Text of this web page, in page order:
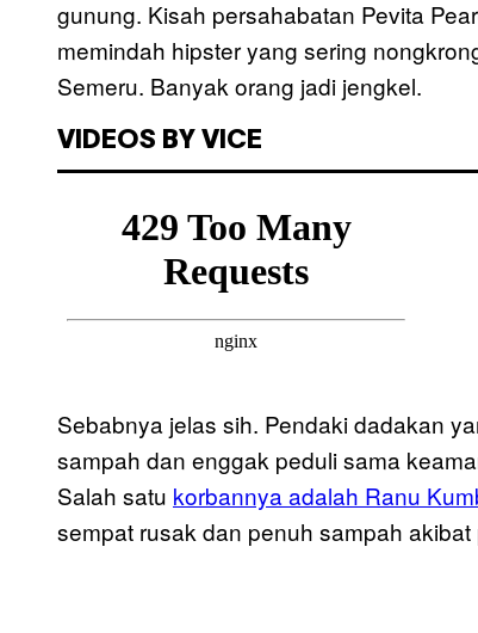
gunung. Kisah persahabatan Pevita
memindah hipster yang sering
Semeru. Banyak orang jadi jengkel.
VIDEOS BY VICE
Sebabnya jelas sih. Pendaki dadakan
sampah dan enggak peduli sama
Salah satu korbannya adalah Ranu
sempat rusak dan penuh sampah